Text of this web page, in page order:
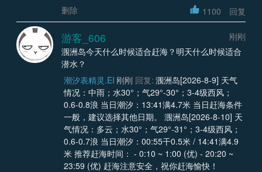
删除
1100 回复
游客_606
刚刚
涠洲岛今天什么时候适合赶海？明天什么时候适合
潜水？
潮汐表精灵.EI 刚刚 回复: 涠洲岛[2026-8-9] 天气
情况：中雨；水30°；气29°-30°；3-4级西风；
0.6-0.8浪 当日潮汐：13:41满4.7米 当日赶海条件
一般，建议选择其他日期。 涠洲岛[2026-8-10] 天
气情况：多云；水30°；气29°-31°；3-4级西风；
0.6-0.7浪 当日潮汐：00:55干0.5米 / 14:41满4.9
米 推荐赶海时间： - 0:10 ~ 1:00 (优) - 20:20 ~
23:59 (优) 赶海注意安全，祝你赶海愉快！